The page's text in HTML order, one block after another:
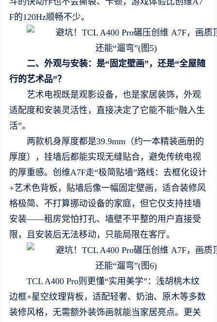
F的120Hz顺畅不少。
二、外观与安装：是“固定壁画”，还是“全屋随
行的艺术品”？
艺术电视既是观影设备，也是家居装饰，外观
适配度和安装灵活性，直接决定了它能不能“融入生
活”。
两款机身厚度都是39.9mm（约一本精装画册的
厚度），挂墙后都能实现无缝贴合，避免传统电视
的厚重感。创维A7F走“极简贴墙”路线：去框化设计
+艺术色背板，贴墙后像一幅固定壁画，适合装修风
格极简、不打算挪动设备的家庭，但它仅支持挂墙
安装——租房党怕打孔、墙壁不平整的用户直接受
限，且安装后无法移动，只能局限在客厅。
TCL A400 Pro则更懂“实用美学”：浅胡桃木纹
边框+星空纹理背板，适配轻奢、奶油、原木等多数
装修风格，无需额外装饰画就能当家居亮点。更关